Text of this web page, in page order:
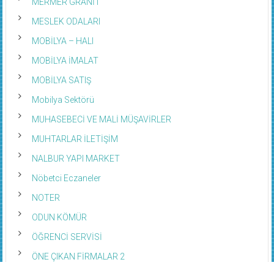
MESLEK ODALARI
MOBİLYA – HALI
MOBİLYA İMALAT
MOBİLYA SATIŞ
Mobilya Sektörü
MUHASEBECİ VE MALİ MÜŞAVİRLER
MUHTARLAR İLETİŞİM
NALBUR YAPI MARKET
Nöbetci Eczaneler
NOTER
ODUN KÖMÜR
ÖĞRENCİ SERVİSİ
ÖNE ÇIKAN FİRMALAR 2